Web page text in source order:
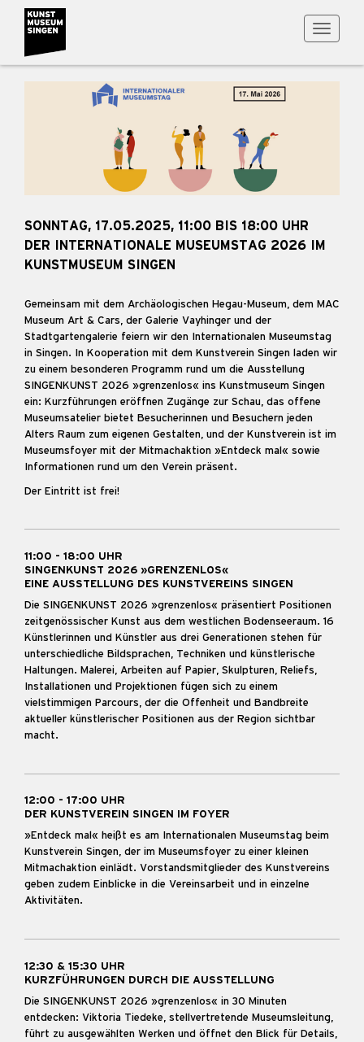
Toggle
SONNTAG, 17.05.2025, 11:00 BIS 18:00 UHR
DER INTERNATIONALE MUSEUMSTAG 2026 IM
KUNSTMUSEUM SINGEN
Gemeinsam mit dem Archäologischen Hegau-Museum, dem MAC
Museum Art & Cars, der Galerie Vayhinger und der
Stadtgartengalerie feiern wir den Internationalen Museumstag
in Singen. In Kooperation mit dem Kunstverein Singen laden wir
zu einem besonderen Programm rund um die Ausstellung
SINGENKUNST 2026 »grenzenlos« ins Kunstmuseum Singen
ein: Kurzführungen eröffnen Zugänge zur Schau, das offene
Museumsatelier bietet Besucherinnen und Besuchern jeden
Alters Raum zum eigenen Gestalten, und der Kunstverein ist im
Museumsfoyer mit der Mitmachaktion »Entdeck mal« sowie
Informationen rund um den Verein präsent.
Der Eintritt ist frei!
11:00 - 18:00 UHR
SINGENKUNST 2026 »GRENZENLOS«
EINE AUSSTELLUNG DES KUNSTVEREINS SINGEN
Die SINGENKUNST 2026 »grenzenlos« präsentiert Positionen
zeitgenössischer Kunst aus dem westlichen Bodenseeraum. 16
Künstlerinnen und Künstler aus drei Generationen stehen für
unterschiedliche Bildsprachen, Techniken und künstlerische
Haltungen. Malerei, Arbeiten auf Papier, Skulpturen, Reliefs,
Installationen und Projektionen fügen sich zu einem
vielstimmigen Parcours, der die Offenheit und Bandbreite
aktueller künstlerischer Positionen aus der Region sichtbar
macht.
12:00 - 17:00 UHR
DER KUNSTVEREIN SINGEN IM FOYER
»Entdeck mal« heißt es am Internationalen Museumstag beim
Kunstverein Singen, der im Museumsfoyer zu einer kleinen
Mitmachaktion einlädt. Vorstandsmitglieder des Kunstvereins
geben zudem Einblicke in die Vereinsarbeit und in einzelne
Aktivitäten.
12:30 & 15:30 UHR
KURZFÜHRUNGEN DURCH DIE AUSSTELLUNG
Die SINGENKUNST 2026 »grenzenlos« in 30 Minuten
entdecken: Viktoria Tiedeke, stellvertretende Museumsleitung,
führt zu ausgewählten Werken und öffnet den Blick für Details,